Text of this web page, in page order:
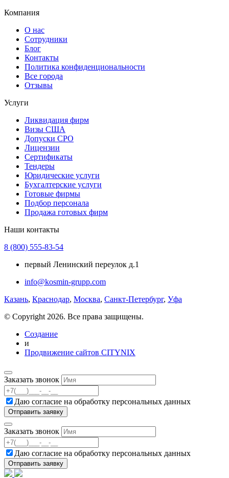
Компания
О нас
Сотрудники
Блог
Контакты
Политика конфиденциональности
Все города
Отзывы
Услуги
Ликвидация фирм
Визы США
Допуски СРО
Лицензии
Сертификаты
Тендеры
Юридические услуги
Бухгалтерские услуги
Готовые фирмы
Подбор персонала
Продажа готовых фирм
Наши контакты
8 (800) 555-83-54
первый Ленинский переулок д.1
info@kosmin-grupp.com
Казань, Краснодар, Москва, Санкт-Петербург, Уфа
© Copyright 2026. Все права защищены.
Создание
и
Продвижение сайтов CITYNIX
Заказать звонок
Даю согласие на обработку персональных данных
Заказать звонок
Даю согласие на обработку персональных данных